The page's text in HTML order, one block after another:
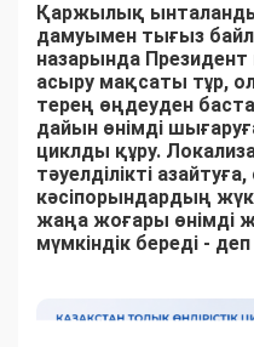
Қаржылық
дамуымен тығыз
назарында Президент
асыру мақсаты тұр,
терең өңдеуден
дайын өнімді
циклды құру.
тәуелділікті
кәсіпорындардың
жаңа жоғары өнімді
мүмкіндік береді -